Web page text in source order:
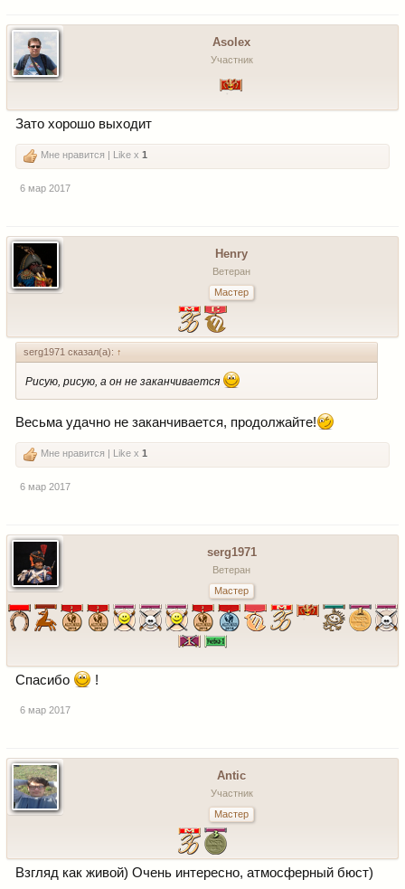
Asolex
Участник
Зато хорошо выходит
Мне нравится | Like x 1
6 мар 2017
Henry
Ветеран
Мастер
serg1971 сказал(а): ↑
Рисую, рисую, а он не заканчивается
Весьма удачно не заканчивается, продолжайте!
Мне нравится | Like x 1
6 мар 2017
serg1971
Ветеран
Мастер
Спасибо !
6 мар 2017
Antic
Участник
Мастер
Взгляд как живой) Очень интересно, атмосферный бюст)